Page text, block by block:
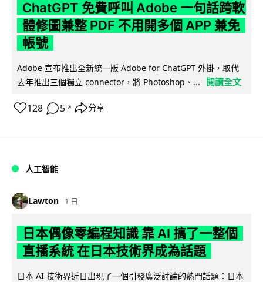
ChatGPT 免費呼叫 Adobe 一句話跨軟
體修圖兼整 PDF 不用開多個 APP 兼免
帳號
Adobe 宣布推出全新統一版 Adobe for ChatGPT 外掛，取代
去年推出三個獨立 connector，將 Photoshop、...
閱讀全文
128 5 ↗ 分享
人工智能
Lawton 1 日
日本偶像零編程知識 靠 AI 搞了一整個
直播系統 在日本技術界成為話題
日本 AI 技術界近日出現了一個引發廣泛討論的熱門話題：日本